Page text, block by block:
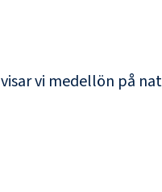
visar vi medellön på